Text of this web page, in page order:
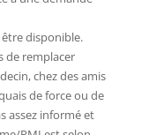
disponible.
de remplacer
chez des amis
de force ou de
assez informé et